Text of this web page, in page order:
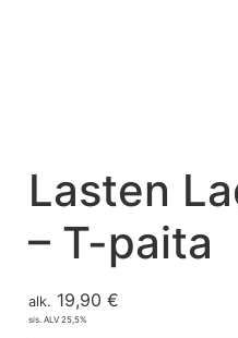
Lasten
– T-paita
alk. 19,90 €
sis. ALV 25,5%